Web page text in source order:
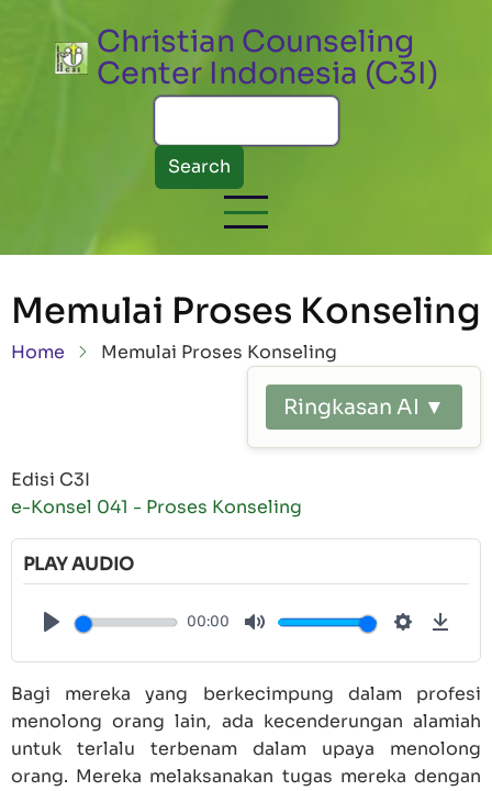
Christian Counseling
Center Indonesia (C3I)
Search
Memulai Proses Konseling
Breadcrumb
Home Memulai Proses Konseling
Ringkasan AI ▼
Edisi C3I
e-Konsel 041 - Proses Konseling
PLAY AUDIO
00:00
Bagi mereka yang berkecimpung dalam profesi
menolong orang lain, ada kecenderungan alamiah
untuk terlalu terbenam dalam upaya menolong
orang. Mereka melaksanakan tugas mereka dengan